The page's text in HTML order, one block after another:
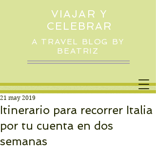
VIAJAR Y
CELEBRAR
A TRAVEL BLOG BY
BEATRIZ
Itinerario para recorrer Italia
por tu cuenta en dos
semanas
21 may 2019